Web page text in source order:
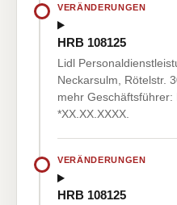
VERÄNDERUNGEN
HRB 108125
Lidl
Neckarsulm, Rötelstr.
mehr Geschäftsführer:
*XX.XX.XXXX.
VERÄNDERUNGEN
HRB 108125